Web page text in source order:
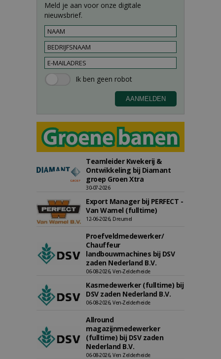
Meld je aan voor onze digitale
nieuwsbrief.
Teamleider Kwekerij &
Ontwikkeling bij Diamant
groep Groen Xtra
30-07-2026
Export Manager bij PERFECT -
Van Wamel (fulltime)
12-06-2026, Dreumel
Proefveldmedewerker/
Chauffeur
landbouwmachines bij DSV
zaden Nederland B.V.
06-08-2026, Ven-Zelderheide
Kasmedewerker (fulltime) bij
DSV zaden Nederland B.V.
06-08-2026, Ven-Zelderheide
Allround
magazijnmedewerker
(fulltime) bij DSV zaden
Nederland B.V.
06-08-2026, Ven Zelderheide